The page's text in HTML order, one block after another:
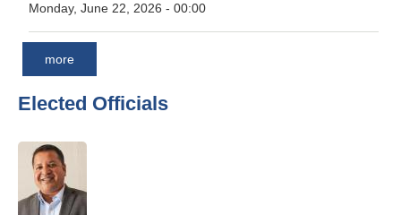
Monday, June 22, 2026 - 00:00
more
Elected Officials